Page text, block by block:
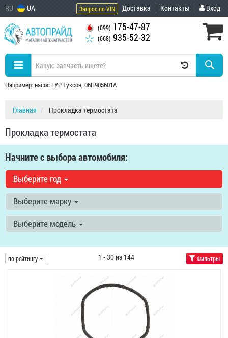
RU UA Запрос по VIN Доставка Контакты Вход
(099) 175-47-87
(068) 935-52-32
Например: насос ГУР Туксон, 06H905601A
Главная Прокладка термостата
Прокладка термостата
Начните с выбора автомобиля:
Выберите год
Выберите марку
Выберите модель
по рейтингу 1 - 30 из 144 Фильтры